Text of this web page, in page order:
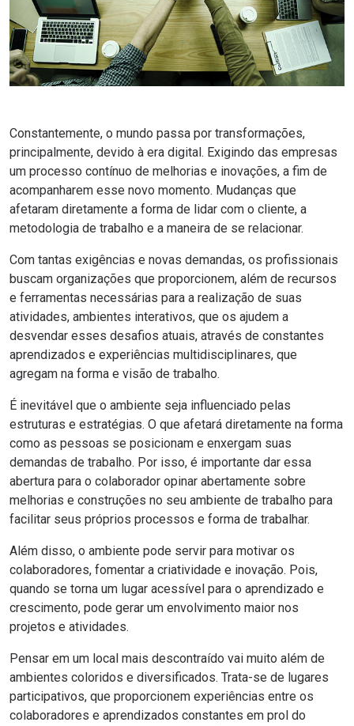
Constantemente, o mundo passa por transformações,
principalmente, devido à era digital. Exigindo das empresas
um processo contínuo de melhorias e inovações, a fim de
acompanharem esse novo momento. Mudanças que
afetaram diretamente a forma de lidar com o cliente, a
metodologia de trabalho e a maneira de se relacionar.
Com tantas exigências e novas demandas, os profissionais
buscam organizações que proporcionem, além de recursos
e ferramentas necessárias para a realização de suas
atividades, ambientes interativos, que os ajudem a
desvendar esses desafios atuais, através de constantes
aprendizados e experiências multidisciplinares, que
agregam na forma e visão de trabalho.
É inevitável que o ambiente seja influenciado pelas
estruturas e estratégias. O que afetará diretamente na forma
como as pessoas se posicionam e enxergam suas
demandas de trabalho. Por isso, é importante dar essa
abertura para o colaborador opinar abertamente sobre
melhorias e construções no seu ambiente de trabalho para
facilitar seus próprios processos e forma de trabalhar.
Além disso, o ambiente pode servir para motivar os
colaboradores, fomentar a criatividade e inovação. Pois,
quando se torna um lugar acessível para o aprendizado e
crescimento, pode gerar um envolvimento maior nos
projetos e atividades.
Pensar em um local mais descontraído vai muito além de
ambientes coloridos e diversificados. Trata-se de lugares
participativos, que proporcionem experiências entre os
colaboradores e aprendizados constantes em prol do